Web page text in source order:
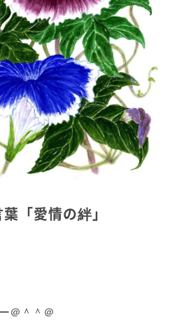
「愛情の絆」
＠＾＾＠